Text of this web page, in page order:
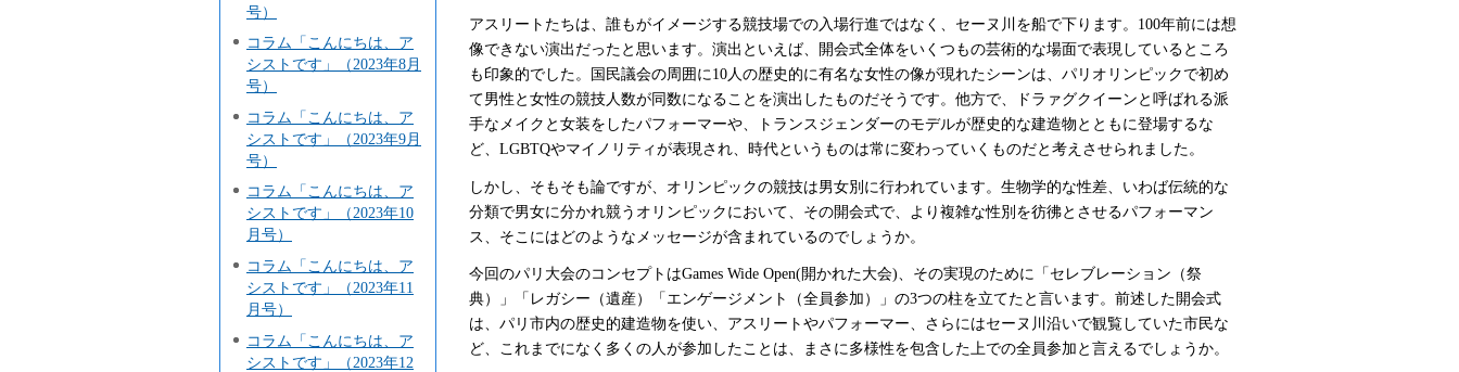
号）
コラム「こんにちは、ア
シストです」（2023年8月
号）
コラム「こんにちは、ア
シストです」（2023年9月
号）
コラム「こんにちは、ア
シストです」（2023年10
月号）
コラム「こんにちは、ア
シストです」（2023年11
月号）
コラム「こんにちは、ア
シストです」（2023年12
アスリートたちは、誰もがイメージする競技場での入場行進ではなく、セーヌ川を船で下ります。100年前には想
像できない演出だったと思います。演出といえば、開会式全体をいくつもの芸術的な場面で表現しているところ
も印象的でした。国民議会の周囲に10人の歴史的に有名な女性の像が現れたシーンは、パリオリンピックで初め
て男性と女性の競技人数が同数になることを演出したものだそうです。他方で、ドラァグクイーンと呼ばれる派
手なメイクと女装をしたパフォーマーや、トランスジェンダーのモデルが歴史的な建造物とともに登場するな
ど、LGBTQやマイノリティが表現され、時代というものは常に変わっていくものだと考えさせられました。
しかし、そもそも論ですが、オリンピックの競技は男女別に行われています。生物学的な性差、いわば伝統的な
分類で男女に分かれ競うオリンピックにおいて、その開会式で、より複雑な性別を彷彿とさせるパフォーマン
ス、そこにはどのようなメッセージが含まれているのでしょうか。
今回のパリ大会のコンセプトはGames Wide Open(開かれた大会)、その実現のために「セレブレーション（祭
典）」「レガシー（遺産）「エンゲージメント（全員参加）」の3つの柱を立てたと言います。前述した開会式
は、パリ市内の歴史的建造物を使い、アスリートやパフォーマー、さらにはセーヌ川沿いで観覧していた市民な
ど、これまでになく多くの人が参加したことは、まさに多様性を包含した上での全員参加と言えるでしょうか。